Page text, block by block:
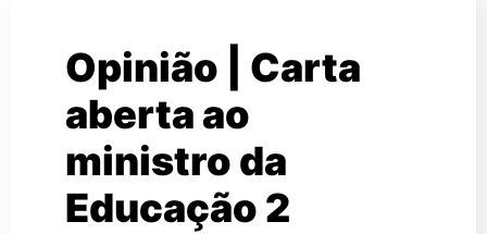
Opinião | Carta
aberta ao
ministro da
Educação 2